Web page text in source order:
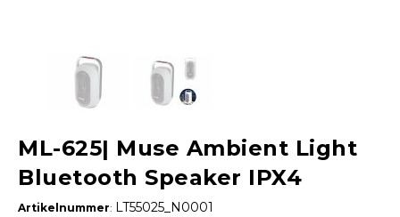
ML-625| Muse Ambient Light
Bluetooth Speaker IPX4
Artikelnummer: LT55025_N0001